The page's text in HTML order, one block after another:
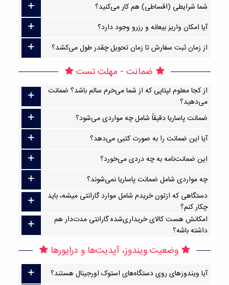
شما شرایطی (اقساطی) هم کار می‌کنید؟
آیا امکان واریز بیعانه و رزرو وجود دارد؟
از زمان ثبت سفارش تا زمان تحویل چقدر طول می‌کشد؟
ضمانت - مهلت تست
از کجا معلوم لپتاپی که از شما می‌خرم سالم باشد؟ ضمانت
می‌دهید؟
ضمانت پاساریا دقیقاً شامل چه مواردی می‌شود؟
آیا این ضمانت را به صورت کتبی می‌دهد؟
این ضمانت‌نامه به چه دردی می‌خورد؟
چه مواردی شامل ضمانت پاساریا نمی‌شوند؟
دستگاهی که ازتون خریدم شامل موارد گارانتی میشه، باید
چکار کنم؟
امکانش هست کالای خریداری‌شده گارانتی مدت‌دار هم
داشته باشه؟
وضعیت ویندوز، آپدیت‌ها و درایورها
آیا ویندوزهای روی دستگاه‌های استوک اورجینال هستند؟